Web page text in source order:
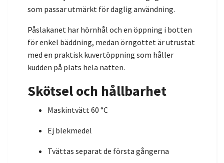
som passar utmärkt för daglig användning.
Påslakanet har hörnhål och en öppning i botten
för enkel bäddning, medan örngottet är utrustat
med en praktisk kuvertöppning som håller
kudden på plats hela natten.
Skötsel och hållbarhet
Maskintvätt 60 °C
Ej blekmedel
Tvättas separat de första gångerna